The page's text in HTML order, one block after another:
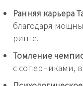
Ранняя карьера
благодаря
ринге.
Томление
с соперниками,